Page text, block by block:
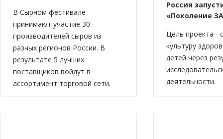
В Сырном фестивале
принимают участие 30
производителей сыров из
разных регионов России. В
результате 5 лучших
поставщиков войдут в
ассортимент торговой сети.
Россия
«Поколение
Цель проекта -
культуру
детей через
деятельности.